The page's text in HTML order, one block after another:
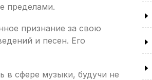
пределами.
признание за свою
и песен. Его
в сфере музыки, будучи не